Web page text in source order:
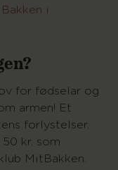
Bakken i
for fødselar og
armen! Et
forlystelser.
kr. som
MitBakken.